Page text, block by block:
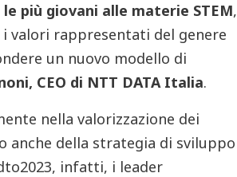
più giovani alle materie STEM,
valori rappresentati del genere
un nuovo modello di
CEO di NTT DATA Italia.
nella valorizzazione dei
anche della strategia di sviluppo
infatti, i leader